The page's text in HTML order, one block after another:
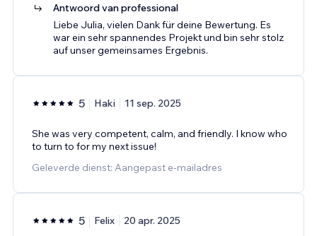
Antwoord van professional
Liebe Julia, vielen Dank für deine Bewertung. Es
war ein sehr spannendes Projekt und bin sehr stolz
auf unser gemeinsames Ergebnis.
5 Haki 11 sep. 2025
She was very competent, calm, and friendly. I know who
to turn to for my next issue!
Geleverde dienst: Aangepast e-mailadres
5 Felix 20 apr. 2025